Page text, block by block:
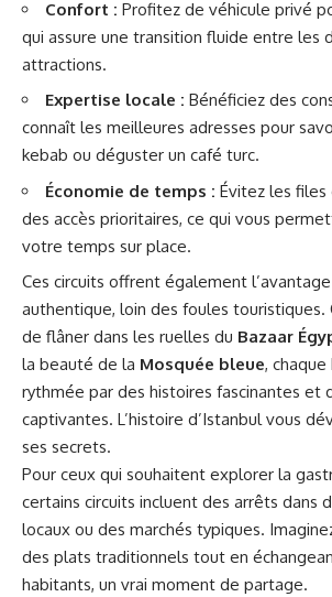
Confort : Profitez de véhicule privé
qui assure une transition fluide entre les
attractions.
Expertise locale : Bénéficiez des
connaît les meilleures adresses pour
kebab ou déguster un café turc.
Économie de temps : Évitez les
des accès prioritaires, ce qui vous
votre temps sur place.
Ces circuits offrent également
authentique, loin des foules touristiques.
de flâner dans les ruelles du Bazaar
la beauté de la Mosquée bleue,
rythmée par des histoires fascinantes et
captivantes. L’histoire d’Istanbul vous
ses secrets.
Pour ceux qui souhaitent explorer la
certains circuits incluent des arrêts dans
locaux ou des marchés typiques.
des plats traditionnels tout en
habitants, un vrai moment de partage.